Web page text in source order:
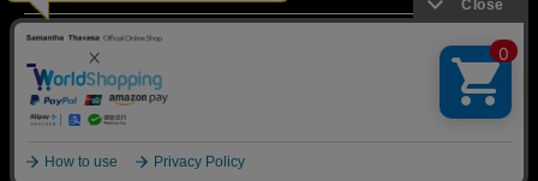
お問い合わせ
プライバシーポリシー
©Samantha Thavasa Japan Limited
弊社はCookieを利用し、Webの利便性向上に努め
ております。「承諾する」をクリックしていただ
くと、お客様に最適な内容を提供することが可能
ご覧ください。
承諾する